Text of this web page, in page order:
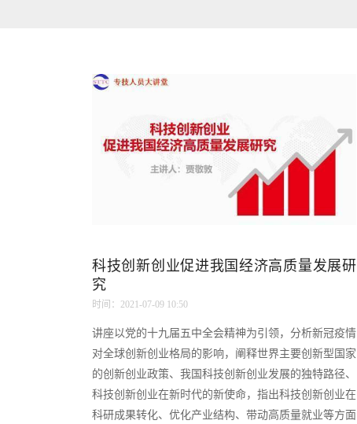
科技创新创业促进我国经济高质量发展研
究
时间：2021-07-09 10:50
讲座以党的十九届五中全会精神为引领，分析新冠疫情
对全球创新创业格局的影响，阐释世界主要创新型国家
的创新创业政策、我国科技创新创业发展的独特路径、
科技创新创业在新时代的新使命，指出科技创新创业在
科研成果转化、优化产业结构、带动高质量就业等方面